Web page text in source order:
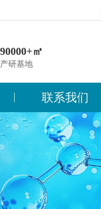
90000+㎡
产研基地
联系我们